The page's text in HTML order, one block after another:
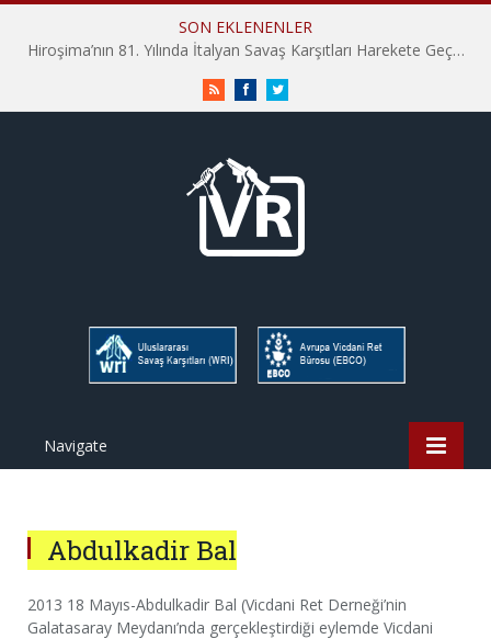
SON EKLENENLER
Hiroşima’nın 81. Yılında İtalyan Savaş Karşıtları Harekete Geçti: “Hatırlamak yeterli değil”
RSS FacebookTwitter
Navigate
Abdulkadir Bal
2013 18 Mayıs-Abdulkadir Bal (Vicdani Ret Derneği’nin
Galatasaray Meydanı’nda gerçekleştirdiği eylemde Vicdani